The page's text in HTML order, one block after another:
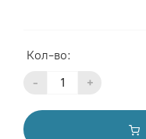
Кол-во:
- +